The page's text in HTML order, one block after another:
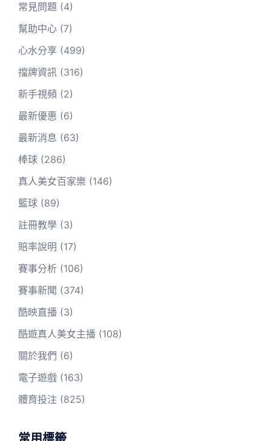
常見問題 (4)
幫助中心 (7)
心水分享 (499)
擋牌資訊 (316)
新手視頻 (2)
最新優惠 (6)
最新消息 (63)
棒球 (286)
真人美女百家樂 (146)
籃球 (89)
註冊教學 (3)
賠率說明 (17)
賽事分析 (106)
賽事新聞 (374)
酷映直播 (3)
酷遊真人美女主播 (108)
關於我們 (6)
電子遊戲 (163)
體育投注 (825)